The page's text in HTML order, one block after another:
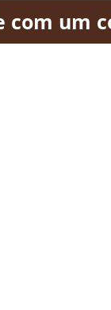
com um